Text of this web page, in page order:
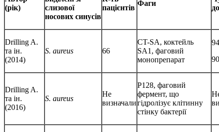
(рік)
слизової
носових синусів
пацієнтів
Фаги
Drilling A.
та ін.
(2014)
S. aureus 66
CT-SA, коктейль
SA1, фаговий
монопрепарат
Drilling A.
та ін.
(2016)
S. aureus
Не
визначали
P128, фаговий
фермент, що
гідролізує клітинну
стінку бактерії